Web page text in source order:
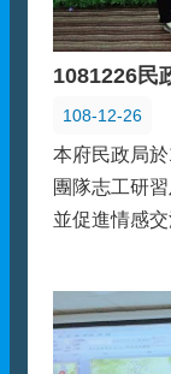
1081226民
108-12-26
本府民政局
團隊志工研
並促進情感交